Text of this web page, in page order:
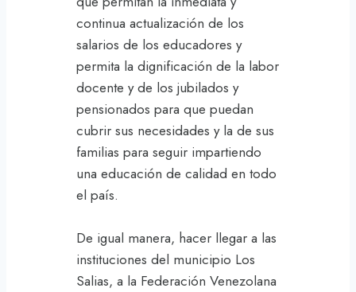
continua actualización de los
salarios de los educadores y
permita la dignificación de la labor
docente y de los jubilados y
pensionados para que puedan
cubrir sus necesidades y la de sus
familias para seguir impartiendo
una educación de calidad en todo
el país.
De igual manera, hacer llegar a las
instituciones del municipio Los
Salias, a la Federación Venezolana